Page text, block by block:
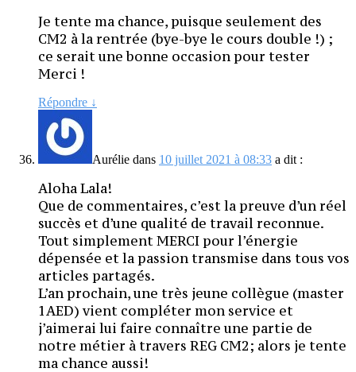
Je tente ma chance, puisque seulement des
CM2 à la rentrée (bye-bye le cours double !) ;
ce serait une bonne occasion pour tester
Merci !
Répondre ↓
Aurélie dans 10 juillet 2021 à 08:33 a dit :
Aloha Lala!
Que de commentaires, c’est la preuve d’un réel
succès et d’une qualité de travail reconnue.
Tout simplement MERCI pour l’énergie
dépensée et la passion transmise dans tous vos
articles partagés.
L’an prochain, une très jeune collègue (master
1AED) vient compléter mon service et
j’aimerai lui faire connaître une partie de
notre métier à travers REG CM2; alors je tente
ma chance aussi!